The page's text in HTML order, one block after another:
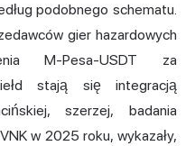
podobnego schematu.
gier hazardowych
M-Pesa-USDT za
stają się integracją
szerzej, badania
w 2025 roku, wykazały,